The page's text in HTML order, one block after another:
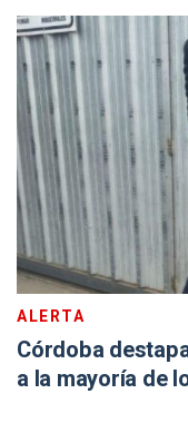
ALERTA
Córdoba
a la mayoría de